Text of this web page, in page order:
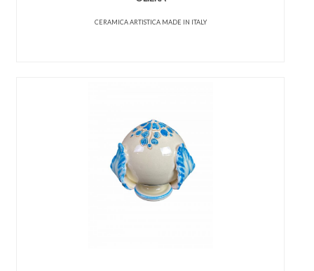
CERAMICA ARTISTICA MADE IN ITALY